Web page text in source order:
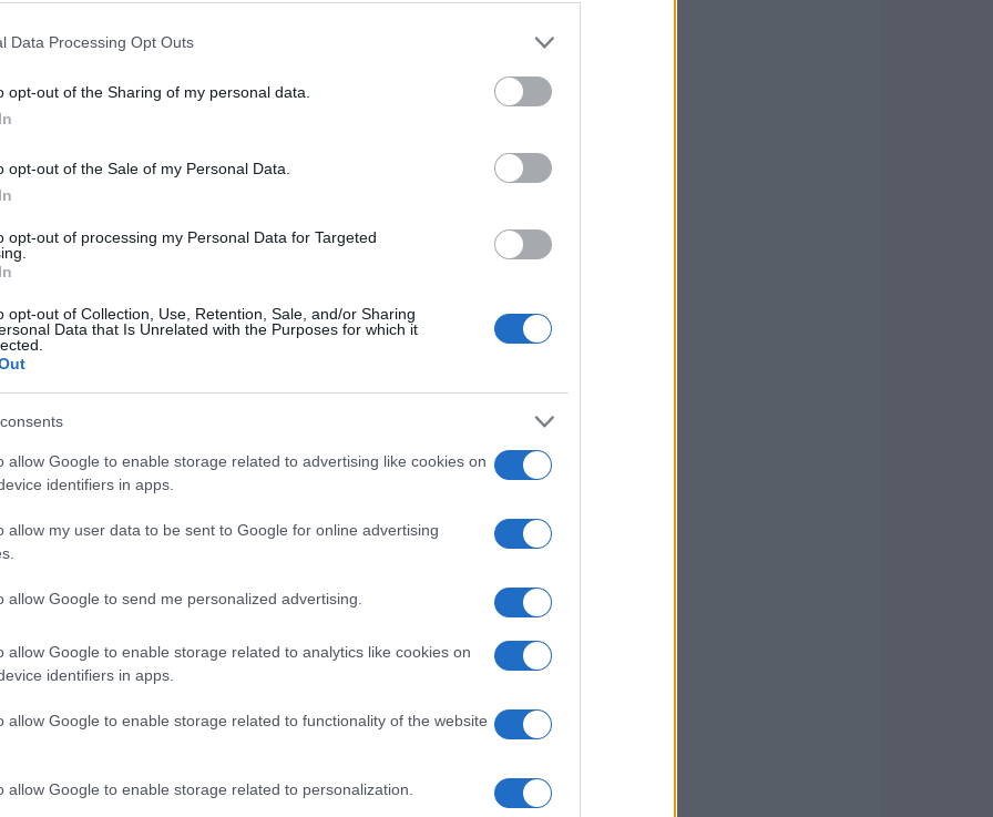
Data Processing Opt Outs
opt-out of the Sharing of my personal data.
opt-out of the Sale of my Personal Data.
opt-out of processing my Personal Data for Targeted
opt-out of Collection, Use, Retention, Sale, and/or Sharing
Data that Is Unrelated with the Purposes for which it
allow Google to enable storage related to advertising like cookies on
identifiers in apps.
allow my user data to be sent to Google for online advertising
allow Google to send me personalized advertising.
allow Google to enable storage related to analytics like cookies on
identifiers in apps.
allow Google to enable storage related to functionality of the website
allow Google to enable storage related to personalization.
en España
todos tenemos en casa. Se caracteriza por
moteado. Se puede cocinar sin necesidad
los tiempos de cocción. Este tipo de
ya que mantiene su forma durante la
lentejas con verduras, lentejas con arroz.
olla tradicional, 13 minutos en olla express.